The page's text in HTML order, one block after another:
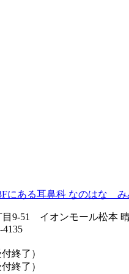
目9-51 イオンモール松本
終了）
終了）